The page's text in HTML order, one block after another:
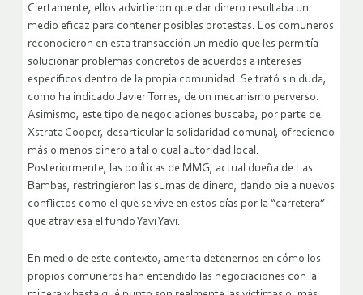
Ciertamente, ellos advirtieron que dar dinero resultaba un
medio eficaz para contener posibles protestas. Los comuneros
reconocieron en esta transacción un medio que les permitía
solucionar problemas concretos de acuerdos a intereses
específicos dentro de la propia comunidad. Se trató sin duda,
como ha indicado Javier Torres, de un mecanismo perverso.
Asimismo, este tipo de negociaciones buscaba, por parte de
Xstrata Cooper, desarticular la solidaridad comunal, ofreciendo
más o menos dinero a tal o cual autoridad local.
Posteriormente, las políticas de MMG, actual dueña de Las
Bambas, restringieron las sumas de dinero, dando pie a nuevos
conflictos como el que se vive en estos días por la “carretera”
que atraviesa el fundo Yavi Yavi.
En medio de este contexto, amerita detenernos en cómo los
propios comuneros han entendido las negociaciones con la